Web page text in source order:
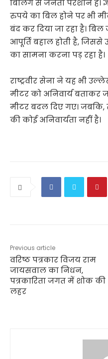
बिलिंग से जनता परेशान है।
रुपये का बिल होने पर भी
बंद कर दिया जा रहा है।
आपूर्ति बहाल होती है, जिससे
का सामना करना पड़ रहा है।
राष्ट्रवीर सेना ने यह भी
मीटर को अनिवार्य बताकर
मीटर बदल दिए गए। जबकि,
की कोई अनिवार्यता नहीं है।
Previous article
वरिष्ठ पत्रकार विजय राम
जायसवाल का निधन,
पत्रकारिता जगत में शोक की
लहर